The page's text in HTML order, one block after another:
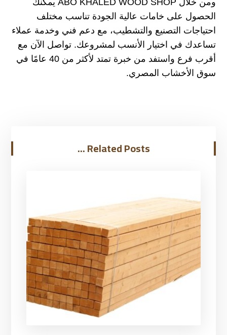
الحصول على خامات عالية الجودة تناسب مختلف
احتياجات التصنيع والتشطيب، مع دعم فني وخدمة عملاء
تساعدك في اختيار الأنسب لمشروعك. تواصل الآن مع
أقرب فرع واستفد من خبرة تمتد لأكثر من 40 عامًا في
سوق الأخشاب المصري.
Related Posts ...